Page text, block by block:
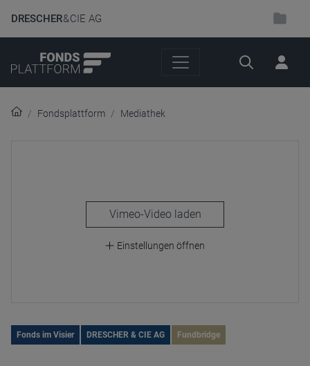
DRESCHER& CIE AG
Suche
Fondsplattform Mediathek
laden
Einstellungen öffnen
Fonds im Visier DRESCHER & CIE AG Fundbridge